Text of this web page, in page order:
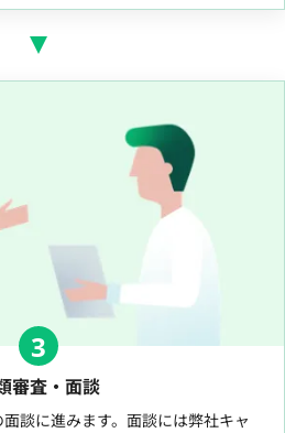
3
審査・面談
談に進みます。面談には弊社キャ